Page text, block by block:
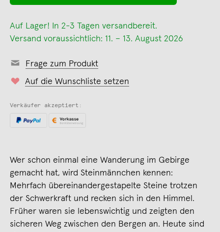
Auf Lager! In 2-3 Tagen versandbereit.
Versand voraussichtlich: 11. – 13. August 2026
Frage zum Produkt
Auf die Wunschliste setzen
Verkäufer akzeptiert:
Wer schon einmal eine Wanderung im Gebirge
gemacht hat, wird Steinmännchen kennen:
Mehrfach übereinandergestapelte Steine trotzen
der Schwerkraft und recken sich in den Himmel.
Früher waren sie lebenswichtig und zeigten den
sicheren Weg zwischen den Bergen an. Heute sind